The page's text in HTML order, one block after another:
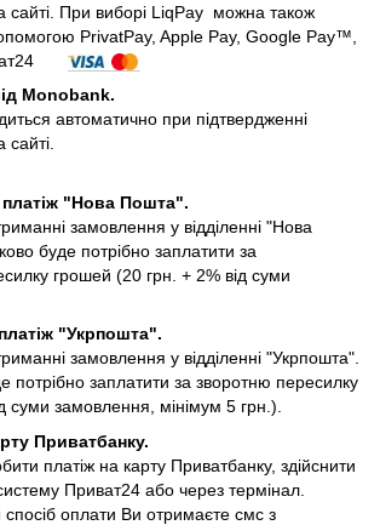
сайті. При виборі LiqPay можна також
PrivatPay, Apple Pay, Google Pay™,
Monobank.
автоматично при підтвердженні
"Нова Пошта".
замовлення у відділенні "Нова
буде потрібно заплатити за
грошей (20 грн. + 2% від суми
"Укрпошта".
замовлення у відділенні "Укрпошта".
потрібно заплатити за зворотню пересилку
суми замовлення, мінімум 5 грн.).
Приватбанку.
платіж на карту Приватбанку, здійснити
Приват24 або через термінал.
оплати Ви отримаєте смс з